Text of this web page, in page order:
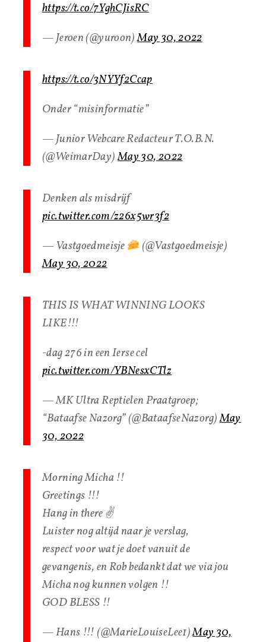
https://t.co/7YghCJisRC
— Jeroen (@yuroon)May 30, 2022
https://t.co/3NYYf2Ccap
Onder “misinformatie”
— Junior Webcare Redacteur T.O.B.N.
(@WeimarDay)May 30, 2022
Denken als misdrijf
pic.twitter.com/z26x5wr3f2
— Vastgoedmeisje
(@Vastgoedmeisje)
May 30, 2022
THIS IS WHAT WINNING LOOKS
LIKE!!!
-dag 276 in een Ierse cel
pic.twitter.com/YBNesxCTlz
— MK Ultra Reptielen Praatgroep;
“Bataafse Nazorg” (@BataafseNazorg)May
30, 2022
Morning Micha !!
Greetings !!!
Hang in there ✌
Luister nog altijd naar je verslag,
respect voor wat je doet vanuit de
gevangenis, en Rob bedankt dat we via jou
Micha nog kunnen volgen !!
GOD BLESS !!
— Hans !!! (@MarieLouiseLee1)May 30,